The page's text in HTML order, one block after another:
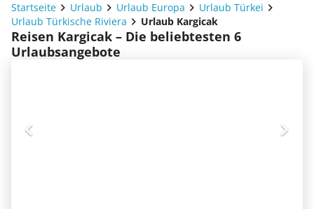
Startseite Urlaub Urlaub Europa
Urlaub Türkei
Urlaub Türkische Riviera
Urlaub Kargicak
Reisen Kargicak – Die beliebtesten 6
Urlaubsangebote